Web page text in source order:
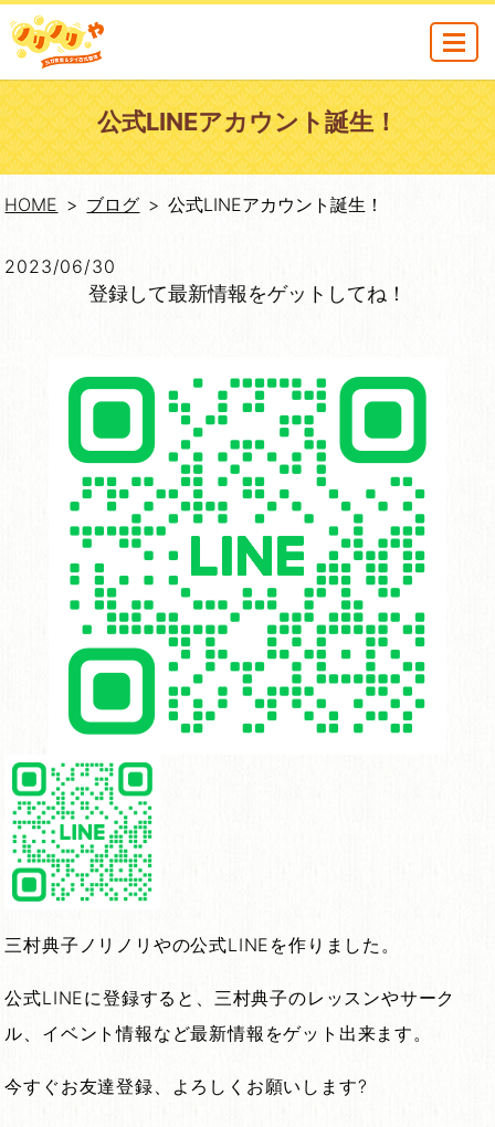
MENU
公式LINEアカウント誕生！
HOME ブログ 公式LINEアカウント誕生！
2023/06/30
登録して最新情報をゲットしてね！
三村典子ノリノリやの公式LINE を作りました。
公式LINEに登録すると、三村典子のレッスンやサーク
ル、イベント情報など最新情報をゲット出来ます。
今すぐお友達登録、よろしくお願いします?